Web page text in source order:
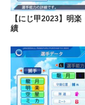
【にじ甲2023】明
績